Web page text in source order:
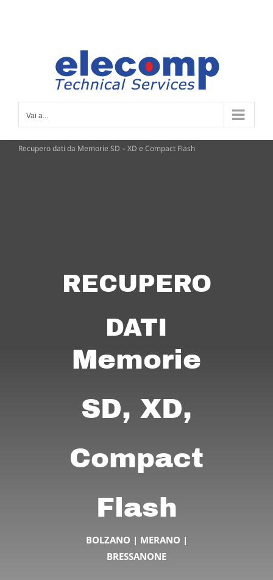
Vai a...
Recupero dati da Memorie SD – XD e Compact Flash
RECUPERO
DATI
Memorie
SD, XD,
Compact
Flash
BOLZANO | MERANO |
BRESSANONE